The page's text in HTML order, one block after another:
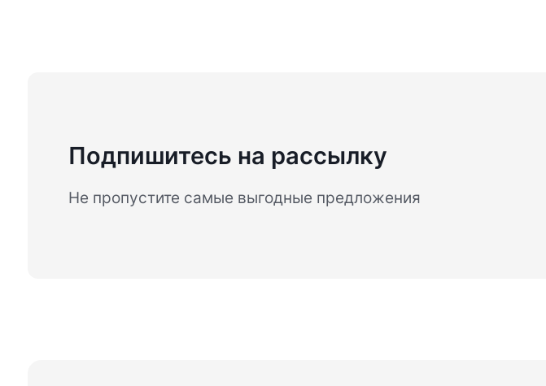
Подпишитесь на рассылку
Не пропустите самые выгодные предложения